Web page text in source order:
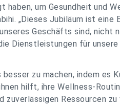
haben, um Gesundheit und
„Dieses Jubiläum ist eine
Geschäfts sind, nicht
Dienstleistungen für unsere
zu machen, indem es
hilft, ihre Wellness-
Ressourcen zu